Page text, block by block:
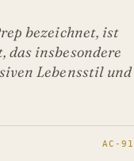
bezeichnet, ist
das insbesondere
Lebensstil und
AC-91